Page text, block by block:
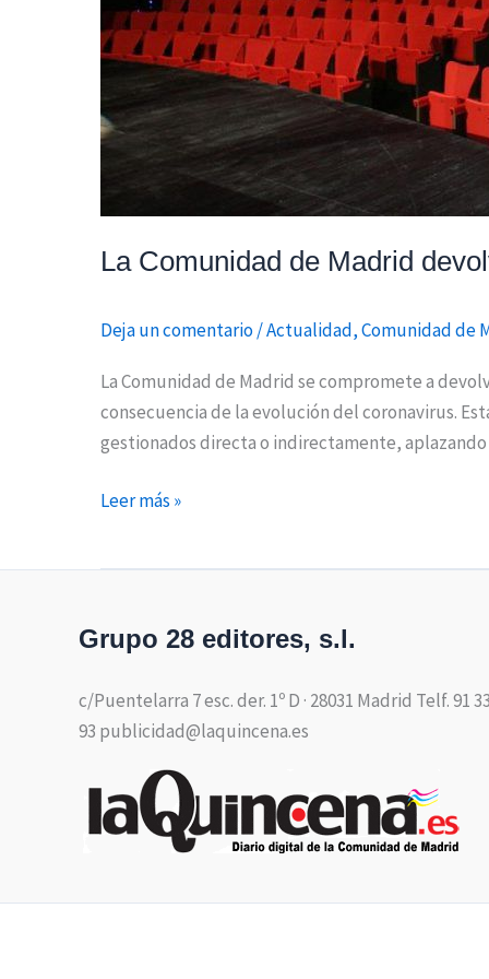
La Comunidad de Madrid
Deja un comentario/Actualidad,Comunidad de
La Comunidad de Madrid se compromete a
consecuencia de la evolución del coronavirus.
gestionados directa o indirectamente,
Leer más »
Grupo 28 editores, s.l.
c/Puentelarra 7 esc. der. 1º D · 28031 Madrid Telf. 91
93 publicidad@laquincena.es